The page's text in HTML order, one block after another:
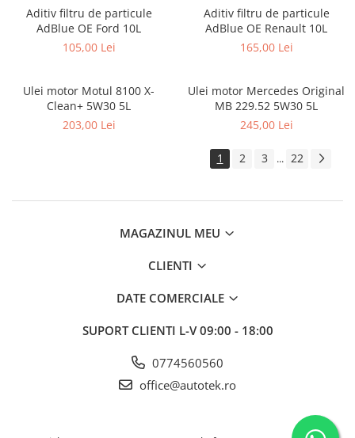
Aditiv filtru de particule
AdBlue OE Ford 10L
105,00 Lei
Aditiv filtru de particule
AdBlue OE Renault 10L
165,00 Lei
Ulei motor Motul 8100 X-
Clean+ 5W30 5L
203,00 Lei
Ulei motor Mercedes Original
MB 229.52 5W30 5L
245,00 Lei
1 2 3 ... 22
MAGAZINUL MEU
CLIENTI
DATE COMERCIALE
SUPORT CLIENTI L-V 09:00 - 18:00
0774560560
office@autotek.ro